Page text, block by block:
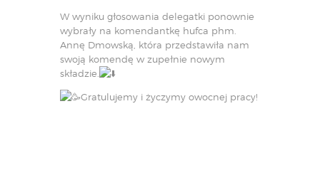
W wyniku głosowania delegatki ponownie
wybrały na komendantkę hufca phm.
Annę Dmowską, która przedstawiła nam
swoją komendę w zupełnie nowym
składzie.
Gratulujemy i życzymy owocnej pracy!